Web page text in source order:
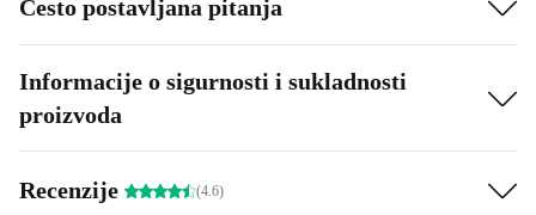
Često postavljana pitanja
Informacije o sigurnosti i sukladnosti
proizvoda
Recenzije (4.6)